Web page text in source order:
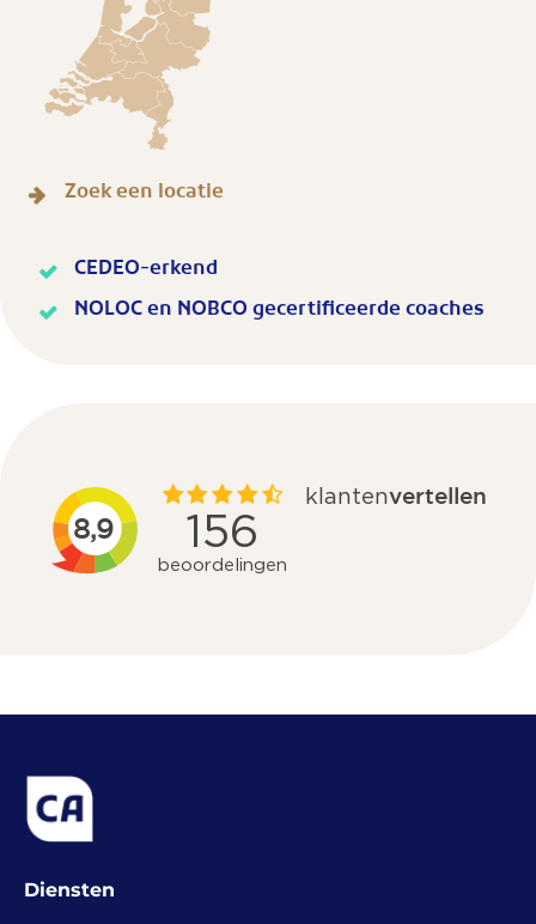
Zoek een locatie
CEDEO-erkend
NOLOC en NOBCO gecertificeerde coaches
Diensten